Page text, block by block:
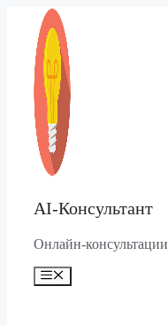
Перейти
содержимому
AI-Консультант
Онлайн-консультации
Меню